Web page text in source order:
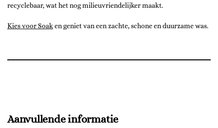
recyclebaar, wat het nog milieuvriendelijker maakt.
Kies voor Soaken geniet van een zachte, schone en duurzame was.
Aanvullende informatie